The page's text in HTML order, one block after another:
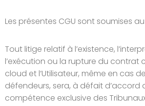
Les présentes CGU sont soumises
Tout litige relatif à l’existence,
l’exécution ou la rupture du contrat
cloud et l’Utilisateur, même en cas
défendeurs, sera, à défait d’accord
compétence exclusive des